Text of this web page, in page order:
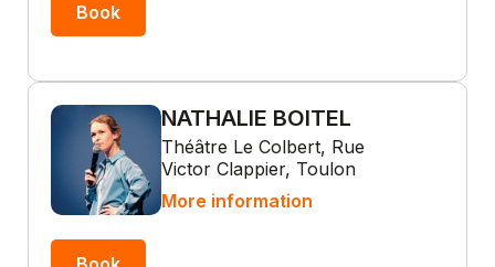
Book
NATHALIE BOITEL
Théâtre Le Colbert, Rue
Victor Clappier, Toulon
More information